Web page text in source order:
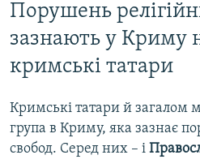
Порушень
зазнають у Криму
кримські татари
Кримські татари й загалом
група в Криму, яка зазнає
свобод. Серед них – і